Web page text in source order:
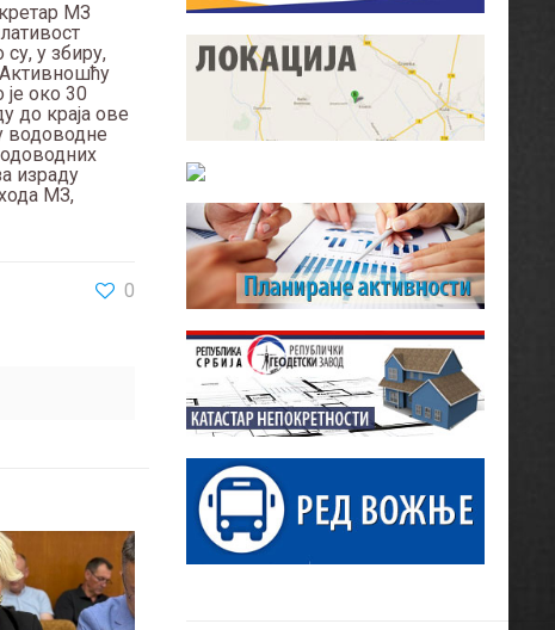
МЗ
у збиру,
око 30
до краја ове
водоводне
израду
МЗ,
0